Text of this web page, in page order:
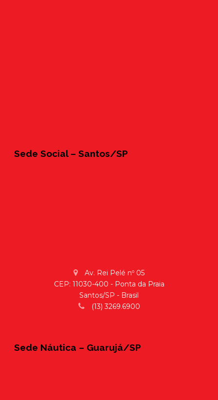
Sede Social – Santos/SP
Av. Rei Pelé nº 05
CEP: 11030-400 - Ponta da Praia
Santos/SP - Brasil
(13) 3269.6900
Sede Náutica – Guarujá/SP